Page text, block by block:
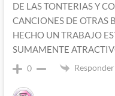
DE LAS TONTERIAS Y
CANCIONES DE OTRAS
HECHO UN TRABAJO
SUMAMENTE
0 Responder